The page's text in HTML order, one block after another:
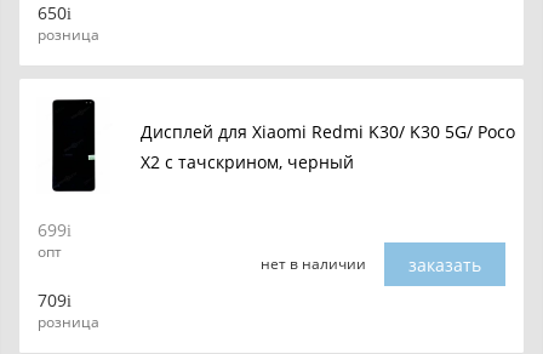
650
розница
Дисплей для Xiaomi Redmi K30/ K30 5G/ Poco
X2 с тачскрином, черный
699
опт
709
розница
нет в наличии заказать